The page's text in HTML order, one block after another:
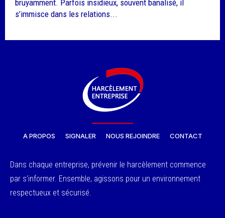
bruyamment. Parfois insidieux, souvent banalisé, il
s’immisce dans les relations...
A PROPOS SIGNALER NOUS REJOINDRE CONTACT
Dans chaque entreprise, prévenir le harcèlement commence
par s’informer. Ensemble, agissons pour un environnement
respectueux et sécurisé.